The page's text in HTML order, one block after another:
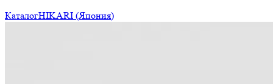
КаталогHIKARI (Япония)